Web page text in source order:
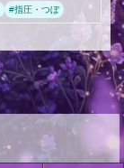
#指圧・つぼ